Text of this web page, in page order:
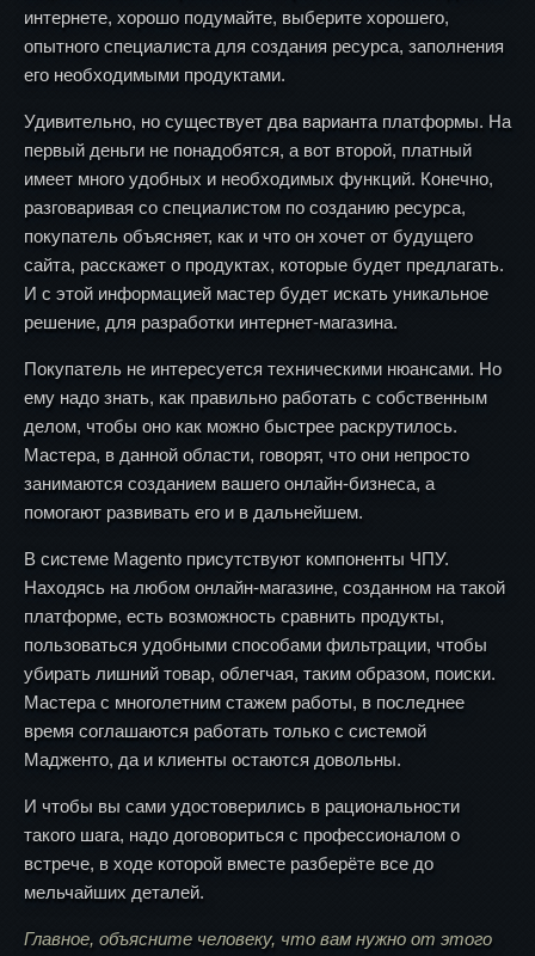
интернете, хорошо подумайте, выберите хорошего,
опытного специалиста для создания ресурса, заполнения
его необходимыми продуктами.
Удивительно, но существует два варианта платформы. На
первый деньги не понадобятся, а вот второй, платный
имеет много удобных и необходимых функций. Конечно,
разговаривая со специалистом по созданию ресурса,
покупатель объясняет, как и что он хочет от будущего
сайта, расскажет о продуктах, которые будет предлагать.
И с этой информацией мастер будет искать уникальное
решение, для разработки интернет-магазина.
Покупатель не интересуется техническими нюансами. Но
ему надо знать, как правильно работать с собственным
делом, чтобы оно как можно быстрее раскрутилось.
Мастера, в данной области, говорят, что они непросто
занимаются созданием вашего онлайн-бизнеса, а
помогают развивать его и в дальнейшем.
В системе Magento присутствуют компоненты ЧПУ.
Находясь на любом онлайн-магазине, созданном на такой
платформе, есть возможность сравнить продукты,
пользоваться удобными способами фильтрации, чтобы
убирать лишний товар, облегчая, таким образом, поиски.
Мастера с многолетним стажем работы, в последнее
время соглашаются работать только с системой
Мадженто, да и клиенты остаются довольны.
И чтобы вы сами удостоверились в рациональности
такого шага, надо договориться с профессионалом о
встрече, в ходе которой вместе разберёте все до
мельчайших деталей.
Главное, объясните человеку, что вам нужно от этого